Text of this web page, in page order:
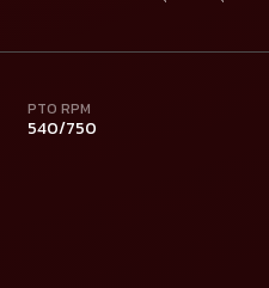
PTO RPM
540/750